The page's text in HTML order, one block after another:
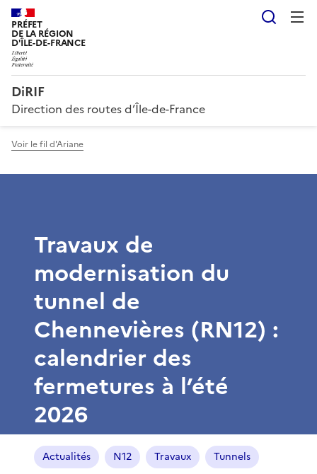
PRÉFET
DE LA RÉGION
D'ÎLE-DE-FRANCE
DiRIF
Direction des routes d’Île-de-France
Voir le fil d'Ariane
Travaux de
modernisation du
tunnel de
Chennevières (RN12) :
calendrier des
fermetures à l’été
2026
Actualités N12 Travaux Tunnels